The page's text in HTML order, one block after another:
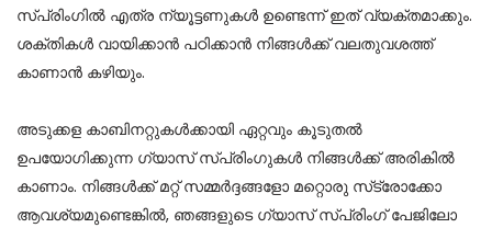
സ്പ്രിംഗിൽ എത്ര ന്യൂട്ടണുകൾ ഉണ്ടെന്ന് ഇത് വ്യക്തമാക്കും.
ശക്തികൾ വായിക്കാൻ പഠിക്കാൻ നിങ്ങൾക്ക് വലതുവശത്ത്
കാണാൻ കഴിയും.
അടുക്കള കാബിനറ്റുകൾക്കായി ഏറ്റവും കൂടുതൽ
ഉപയോഗിക്കുന്ന ഗ്യാസ് സ്പ്രിംഗുകൾ നിങ്ങൾക്ക് അരികിൽ
കാണാം. നിങ്ങൾക്ക് മറ്റ് സമ്മർദ്ദങ്ങളോ മറ്റൊരു സ്‌ട്രോക്കോ
ആവശ്യമുണ്ടെങ്കിൽ, ഞങ്ങളുടെ ഗ്യാസ് സ്പ്രിംഗ് പേജിലോ